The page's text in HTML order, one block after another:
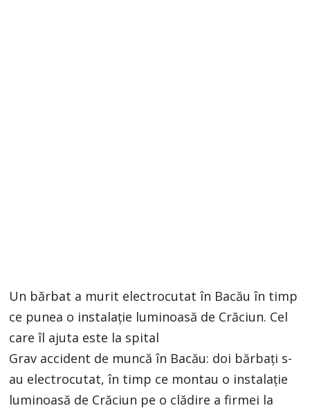
Un bărbat a murit electrocutat în Bacău în timp
ce punea o instalație luminoasă de Crăciun. Cel
care îl ajuta este la spital
Grav accident de muncă în Bacău: doi bărbați s-
au electrocutat, în timp ce montau o instalație
luminoasă de Crăciun pe o clădire a firmei la